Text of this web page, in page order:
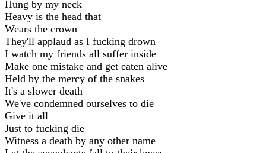
Hung by my neck
Heavy is the head that
Wears the crown
They'll applaud as I fucking drown
I watch my friends all suffer inside
Make one mistake and get eaten alive
Held by the mercy of the snakes
It's a slower death
We've condemned ourselves to die
Give it all
Just to fucking die
Witness a death by any other name